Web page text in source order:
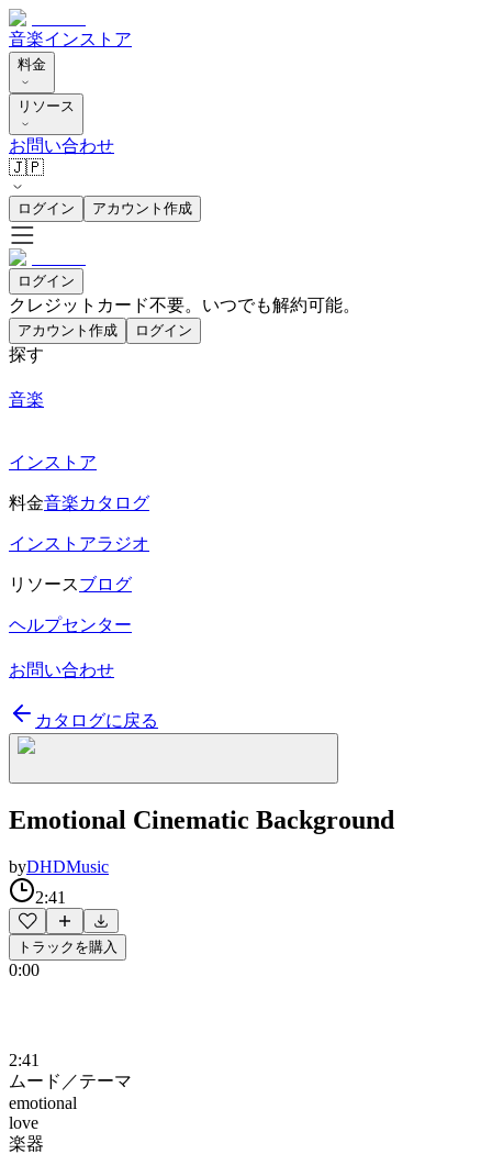
音楽インストア
料金
リソース
お問い合わせ
🇯🇵
ログイン アカウント作成
ログイン
クレジットカード不要。いつでも解約可能。
アカウント作成 ログイン
探す
音楽
インストア
料金音楽カタログ
インストアラジオ
リソースブログ
ヘルプセンター
お問い合わせ
カタログに戻る
Emotional Cinematic Background
byDHDMusic
2:41
トラックを購入
0:00
2:41
ムード／テーマ
emotional
love
楽器